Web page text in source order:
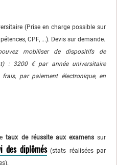
(Prise en charge possible sur
CPF, ...). Devis sur demande.
mobiliser de dispositifs de
: 3200 € par année universitaire
par paiement électronique, en
taux de réussite aux examenssur
des diplômés(stats réalisées par